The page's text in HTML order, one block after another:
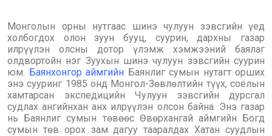
Монголын орны нутгаас шинэ чулуун зэвсгийн үед
холбогдох олон зуун бууц, суурин, дархны газар
илрүүлэн олсны дотор үлэмж хэмжээний баялаг
олдвортойн нэг Зуухын шинэ чулуун зэвсгийн суурин
юм. Баянхонгор аймгийн Баянлиг сумын нутагт орших
энэ сууринг 1985 онд Монгол-Зөвлөлтийн түүх, соёлын
хамтарсан экспедицийн Чулуун зэвсгийн дурсгал
судлах ангийнхан анх илрүүлэн олсон байна. Энэ газар
нь Баянлиг сумын төвөөс Өвөрхангай аймгийн Богд
сумын төв орох зам дагуу тааралдах Хатан суудлын